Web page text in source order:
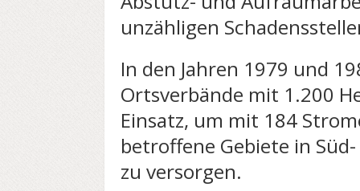
unzähligen
In den Jahren 1979 und
Ortsverbände mit 1.200
Einsatz, um mit 184
betroffene Gebiete in
zu versorgen.